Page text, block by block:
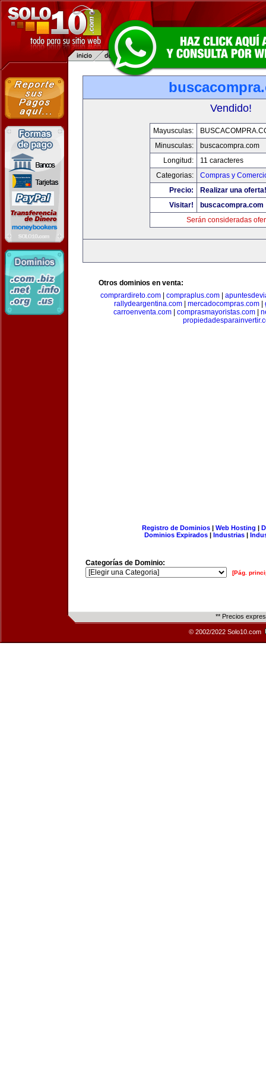
Vendido!
Mayusculas:
Minusculas:
buscacompra.com
Longitud:
11 caracteres
Categorias:
Compras y
Precio:
Realizar una oferta!
Visitar!
buscacompra.com
Serán consideradas
Otros dominios en venta:
comprardireto.com
compraplus.com
rallydeargentina.com
mercadocompras.com
carroenventa.com| comprasmayoristas.com|
Registro de Dominios| Web Hosting |
Dominios Expirados | Industrias |
Categorías de Dominio:
[Pág.
** Precios
© 2002/2022 Solo10.com